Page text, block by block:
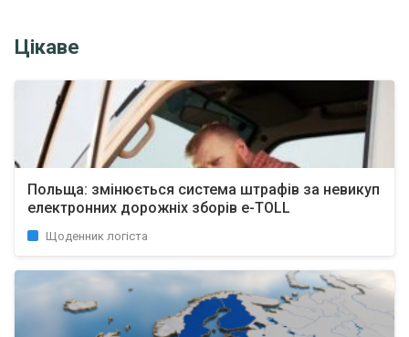
Цікаве
Польща: змінюється система штрафів за невикуп
електронних дорожніх зборів e-TOLL
Щоденник логіста